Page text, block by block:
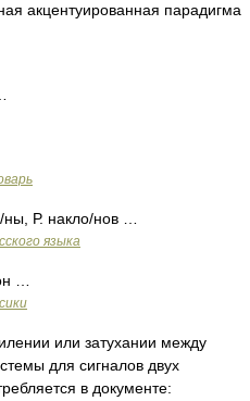
акцентуированная парадигма
Р. накло/нов …
языка
…
или затухании между
для сигналов двух
в документе: